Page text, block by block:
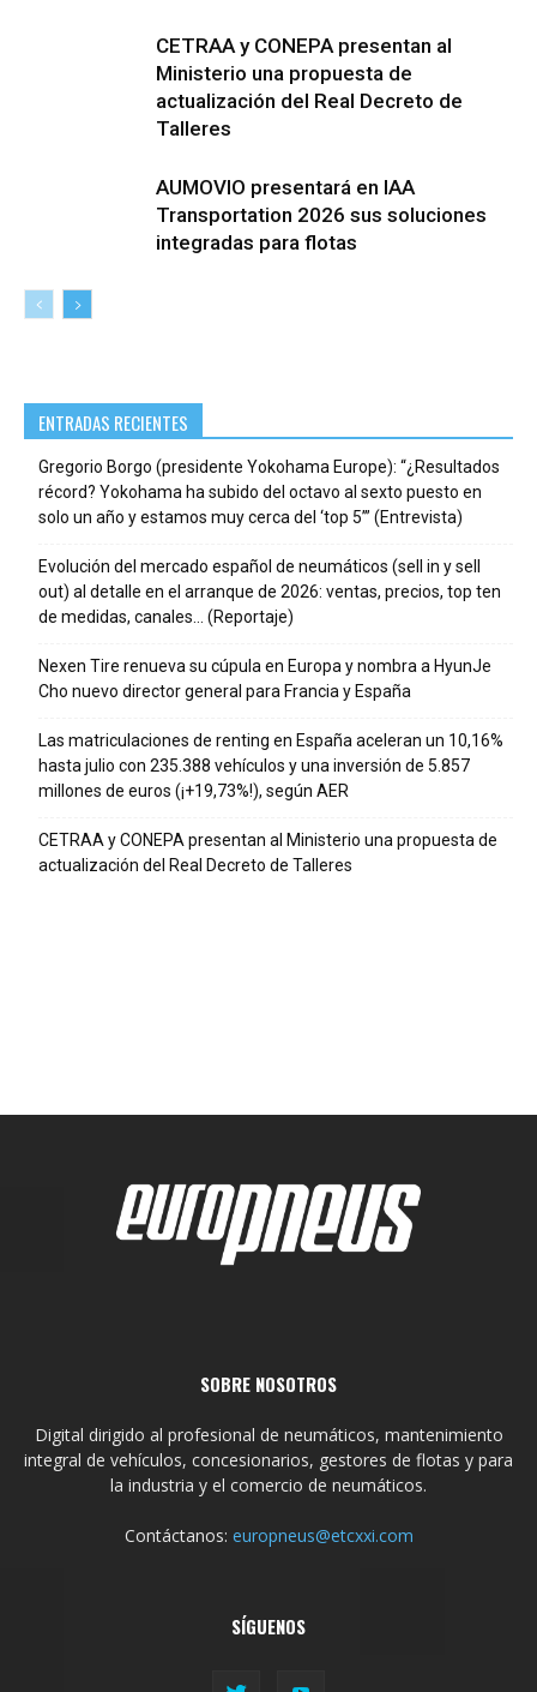
CETRAA y CONEPA presentan al
Ministerio una propuesta de
actualización del Real Decreto de
Talleres
AUMOVIO presentará en IAA
Transportation 2026 sus soluciones
integradas para flotas
ENTRADAS RECIENTES
Gregorio Borgo (presidente Yokohama Europe): “¿Resultados
récord? Yokohama ha subido del octavo al sexto puesto en
solo un año y estamos muy cerca del ‘top 5’” (Entrevista)
Evolución del mercado español de neumáticos (sell in y sell
out) al detalle en el arranque de 2026: ventas, precios, top ten
de medidas, canales… (Reportaje)
Nexen Tire renueva su cúpula en Europa y nombra a HyunJe
Cho nuevo director general para Francia y España
Las matriculaciones de renting en España aceleran un 10,16%
hasta julio con 235.388 vehículos y una inversión de 5.857
millones de euros (¡+19,73%!), según AER
CETRAA y CONEPA presentan al Ministerio una propuesta de
actualización del Real Decreto de Talleres
SOBRE NOSOTROS
Digital dirigido al profesional de neumáticos, mantenimiento
integral de vehículos, concesionarios, gestores de flotas y para
la industria y el comercio de neumáticos.
Contáctanos: europneus@etcxxi.com
SÍGUENOS